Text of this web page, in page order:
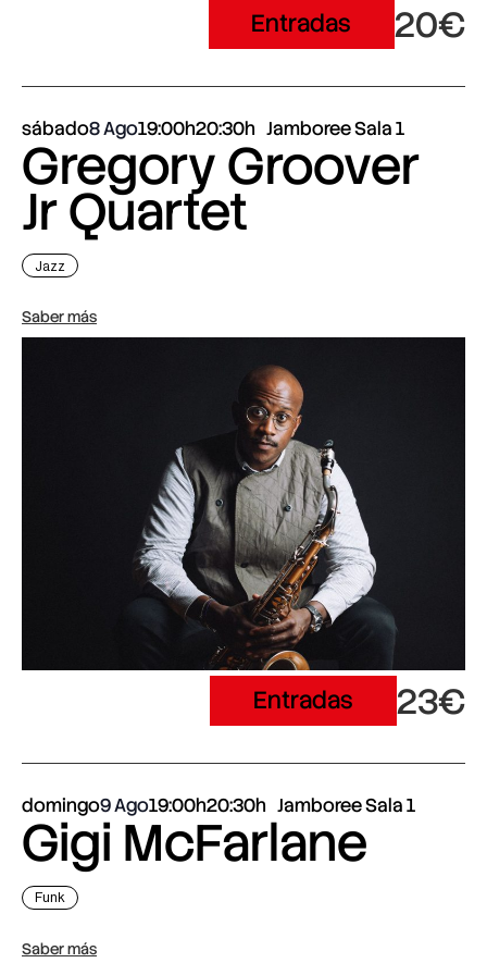
Entradas 20€
sábado8 Ago19:00h20:30h Jamboree Sala 1
Gregory Groover
Jr Quartet
Jazz
Saber más
Entradas 23€
domingo9 Ago19:00h20:30h Jamboree Sala 1
Gigi McFarlane
Funk
Saber más